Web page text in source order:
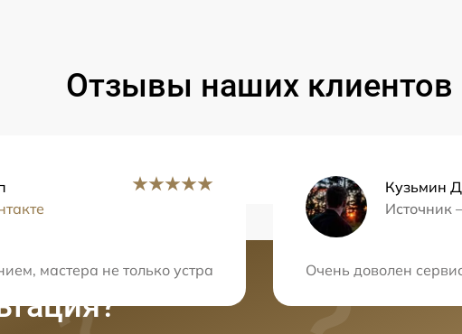
Отзывы наших клиентов
мастера не только устранили неисправность, но и
Кузьмин
Источник –
Очень доволен